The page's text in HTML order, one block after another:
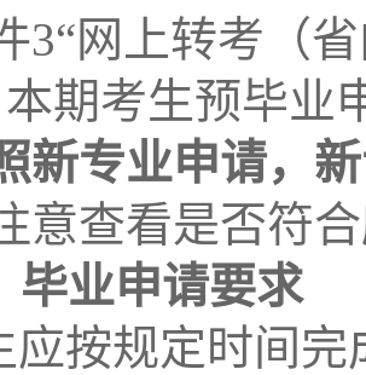
3“网上转考（
本期考生预毕
新专业申请，
意查看是否符
毕业申请要求
应按规定时间完